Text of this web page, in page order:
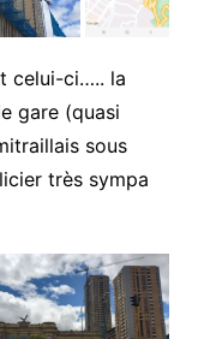
celui-ci….. la
gare (quasi
sous
très sympa